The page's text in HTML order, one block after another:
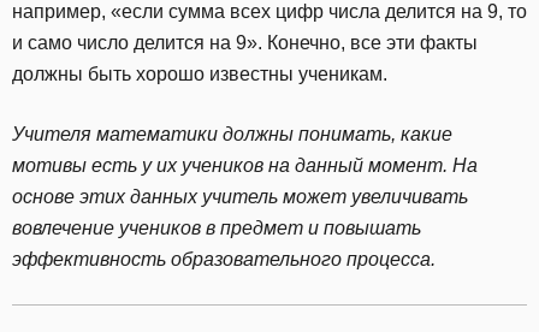
например, «если сумма всех цифр числа делится на 9, то
и само число делится на 9». Конечно, все эти факты
должны быть хорошо известны ученикам.
Учителя математики должны понимать, какие
мотивы есть у их учеников на данный момент. На
основе этих данных учитель может увеличивать
вовлечение учеников в предмет и повышать
эффективность образовательного процесса.